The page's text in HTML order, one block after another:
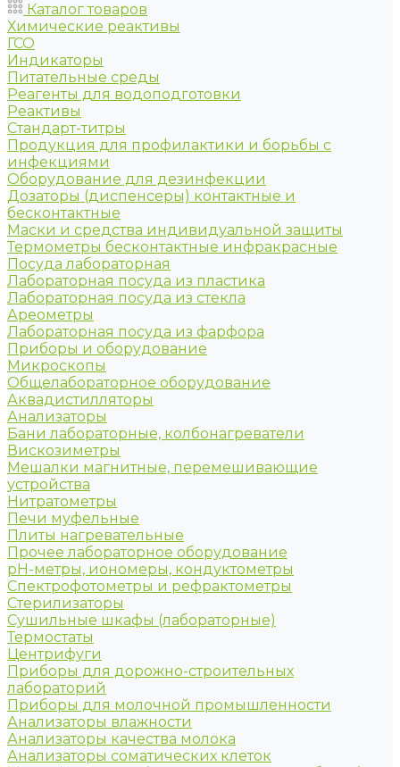
Каталог товаров
Химические реактивы
ГСО
Индикаторы
Питательные среды
Реагенты для водоподготовки
Реактивы
Стандарт-титры
Продукция для профилактики и борьбы с
инфекциями
Оборудование для дезинфекции
Дозаторы (диспенсеры) контактные и
бесконтактные
Маски и средства индивидуальной защиты
Термометры бесконтактные инфракрасные
Посуда лабораторная
Лабораторная посуда из пластика
Лабораторная посуда из стекла
Ареометры
Лабораторная посуда из фарфора
Приборы и оборудование
Микроскопы
Общелабораторное оборудование
Аквадистилляторы
Анализаторы
Бани лабораторные, колбонагреватели
Вискозиметры
Мешалки магнитные, перемешивающие
устройства
Нитратометры
Печи муфельные
Плиты нагревательные
Прочее лабораторное оборудование
рН-метры, иономеры, кондуктометры
Спектрофотометры и рефрактометры
Стерилизаторы
Сушильные шкафы (лабораторные)
Термостаты
Центрифуги
Приборы для дорожно-строительных
лабораторий
Приборы для молочной промышленности
Анализаторы влажности
Анализаторы качества молока
Анализаторы соматических клеток